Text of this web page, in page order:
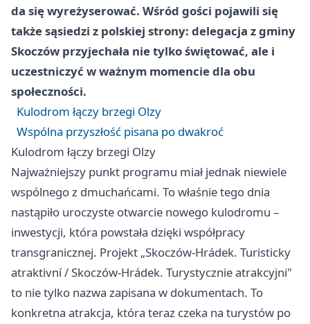
da się wyreżyserować. Wśród gości pojawili się
także sąsiedzi z polskiej strony: delegacja z gminy
Skoczów przyjechała nie tylko świętować, ale i
uczestniczyć w ważnym momencie dla obu
społeczności.
Kulodrom łączy brzegi Olzy
Wspólna przyszłość pisana po dwakroć
Kulodrom łączy brzegi Olzy
Najważniejszy punkt programu miał jednak niewiele
wspólnego z dmuchańcami. To właśnie tego dnia
nastąpiło uroczyste otwarcie nowego kulodromu –
inwestycji, która powstała dzięki współpracy
transgranicznej. Projekt „Skoczów-Hrádek. Turisticky
atraktivní / Skoczów-Hrádek. Turystycznie atrakcyjni"
to nie tylko nazwa zapisana w dokumentach. To
konkretna atrakcja, która teraz czeka na turystów po